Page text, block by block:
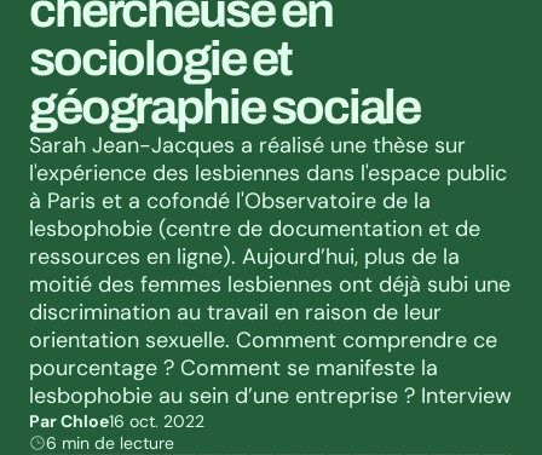
sociologie et
géographie sociale
Sarah Jean-Jacques a réalisé une thèse sur
l'expérience des lesbiennes dans l'espace public
à Paris et a cofondé l'Observatoire de la
lesbophobie (centre de documentation et de
ressources en ligne). Aujourd’hui, plus de la
moitié des femmes lesbiennes ont déjà subi une
discrimination au travail en raison de leur
orientation sexuelle. Comment comprendre ce
pourcentage ? Comment se manifeste la
lesbophobie au sein d’une entreprise ? Interview
Par Chloe16 oct. 2022
6 min de lecture